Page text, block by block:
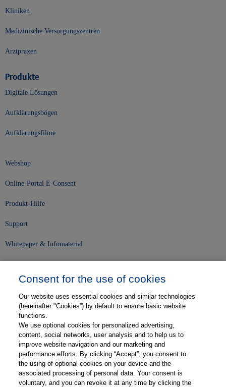
Kliniken
Medizinische Versorgungszentren
Arztpraxen
Produkte
Digitale Lösungen
Aufklärungsbögen
Aufklärungsfilme
Webshop
Online-Portal E-Consent
Produkt-Hilfe
Support
Whitepaper & Infomaterial
Karriere
Kontakt
Web-Semniare
Anwenderberichte
Consent for the use of cookies
Our website uses essential cookies and similar technologies
(hereinafter "Cookies”) by default to ensure basic website
functions.
We use optional cookies for personalized advertising,
content, social networks, user analysis and to help us to
improve website navigation and our marketing and
performance efforts. By clicking “Accept”, you consent to
the using of optional cookies on your device and the
associated processing of personal data. Your consent is
voluntary, and you can revoke it at any time by clicking the